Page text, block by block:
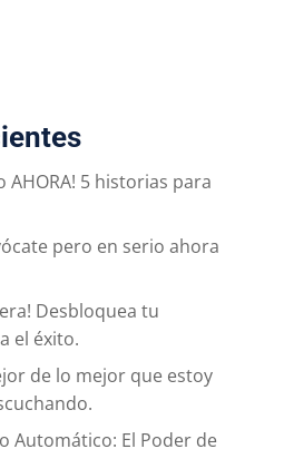
AHORA! 5 historias para
pero en serio ahora
Desbloquea tu
el éxito.
de lo mejor que estoy
Automático: El Poder de